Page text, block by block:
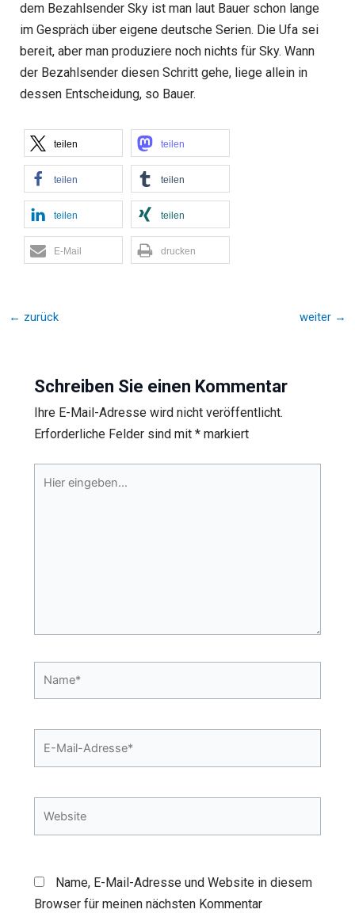
dem Bezahlsender Sky ist man laut Bauer schon lange
im Gespräch über eigene deutsche Serien. Die Ufa sei
bereit, aber man produziere noch nichts für Sky. Wann
der Bezahlsender diesen Schritt gehe, liege allein in
dessen Entscheidung, so Bauer.
teilen teilen
teilen teilen
teilen teilen
E-Mail drucken
← zurück weiter →
Schreiben Sie einen Kommentar
Ihre E-Mail-Adresse wird nicht veröffentlicht.
Erforderliche Felder sind mit *markiert
Name, E-Mail-Adresse und Website in diesem
Browser für meinen nächsten Kommentar